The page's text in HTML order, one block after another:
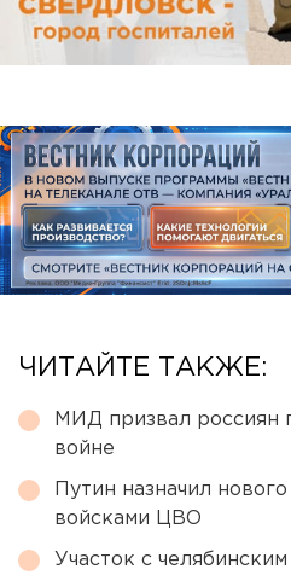
ЧИТАЙТЕ ТАКЖЕ:
МИД призвал россиян
войне
Путин назначил
войсками ЦВО
Участок с